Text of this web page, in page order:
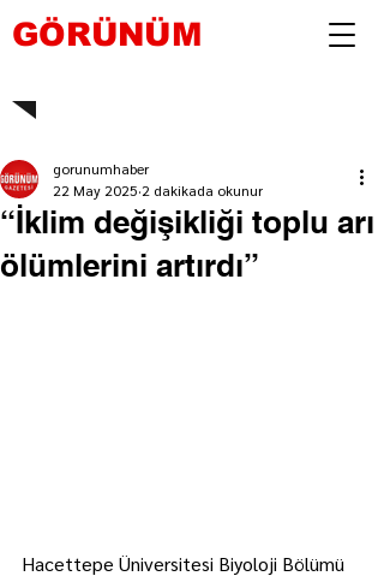
GÖRÜNÜM
“İklim değişikliği toplu arı
ölümlerini artırdı”
gorunumhaber
22 May 2025 2 dakikada okunur
Hacettepe Üniversitesi Biyoloji Bölümü